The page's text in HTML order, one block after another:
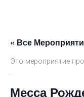
« Все
Это мероприятие
Месса